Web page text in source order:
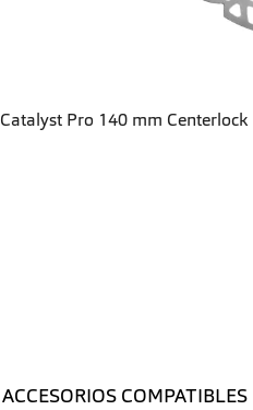
Catalyst Pro 140 mm Centerlock
ACCESORIOS COMPATIBLES